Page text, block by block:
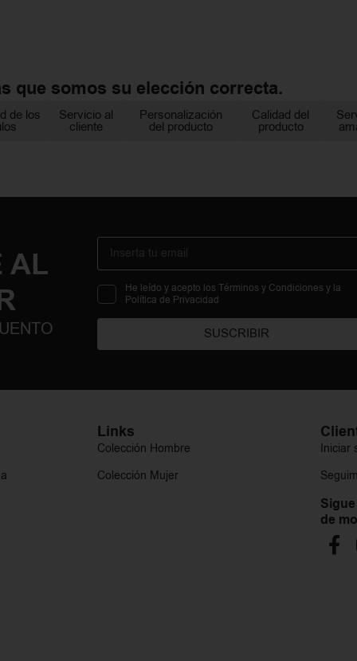
que somos su elección correcta.
de los Servicio al
cliente
Personalización
del producto
Calidad del
producto
AL
He leído y acepto los Términos y Condiciones y la
Política de Privacidad
SUSCRIBIR
Links
Colección Hombre
Colección Mujer
Iniciar
de